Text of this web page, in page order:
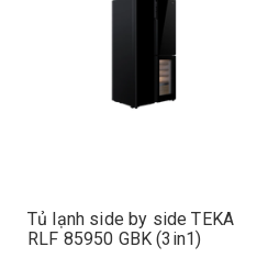
Tủ lạnh side by side TEKA
RLF 85950 GBK (3in1)